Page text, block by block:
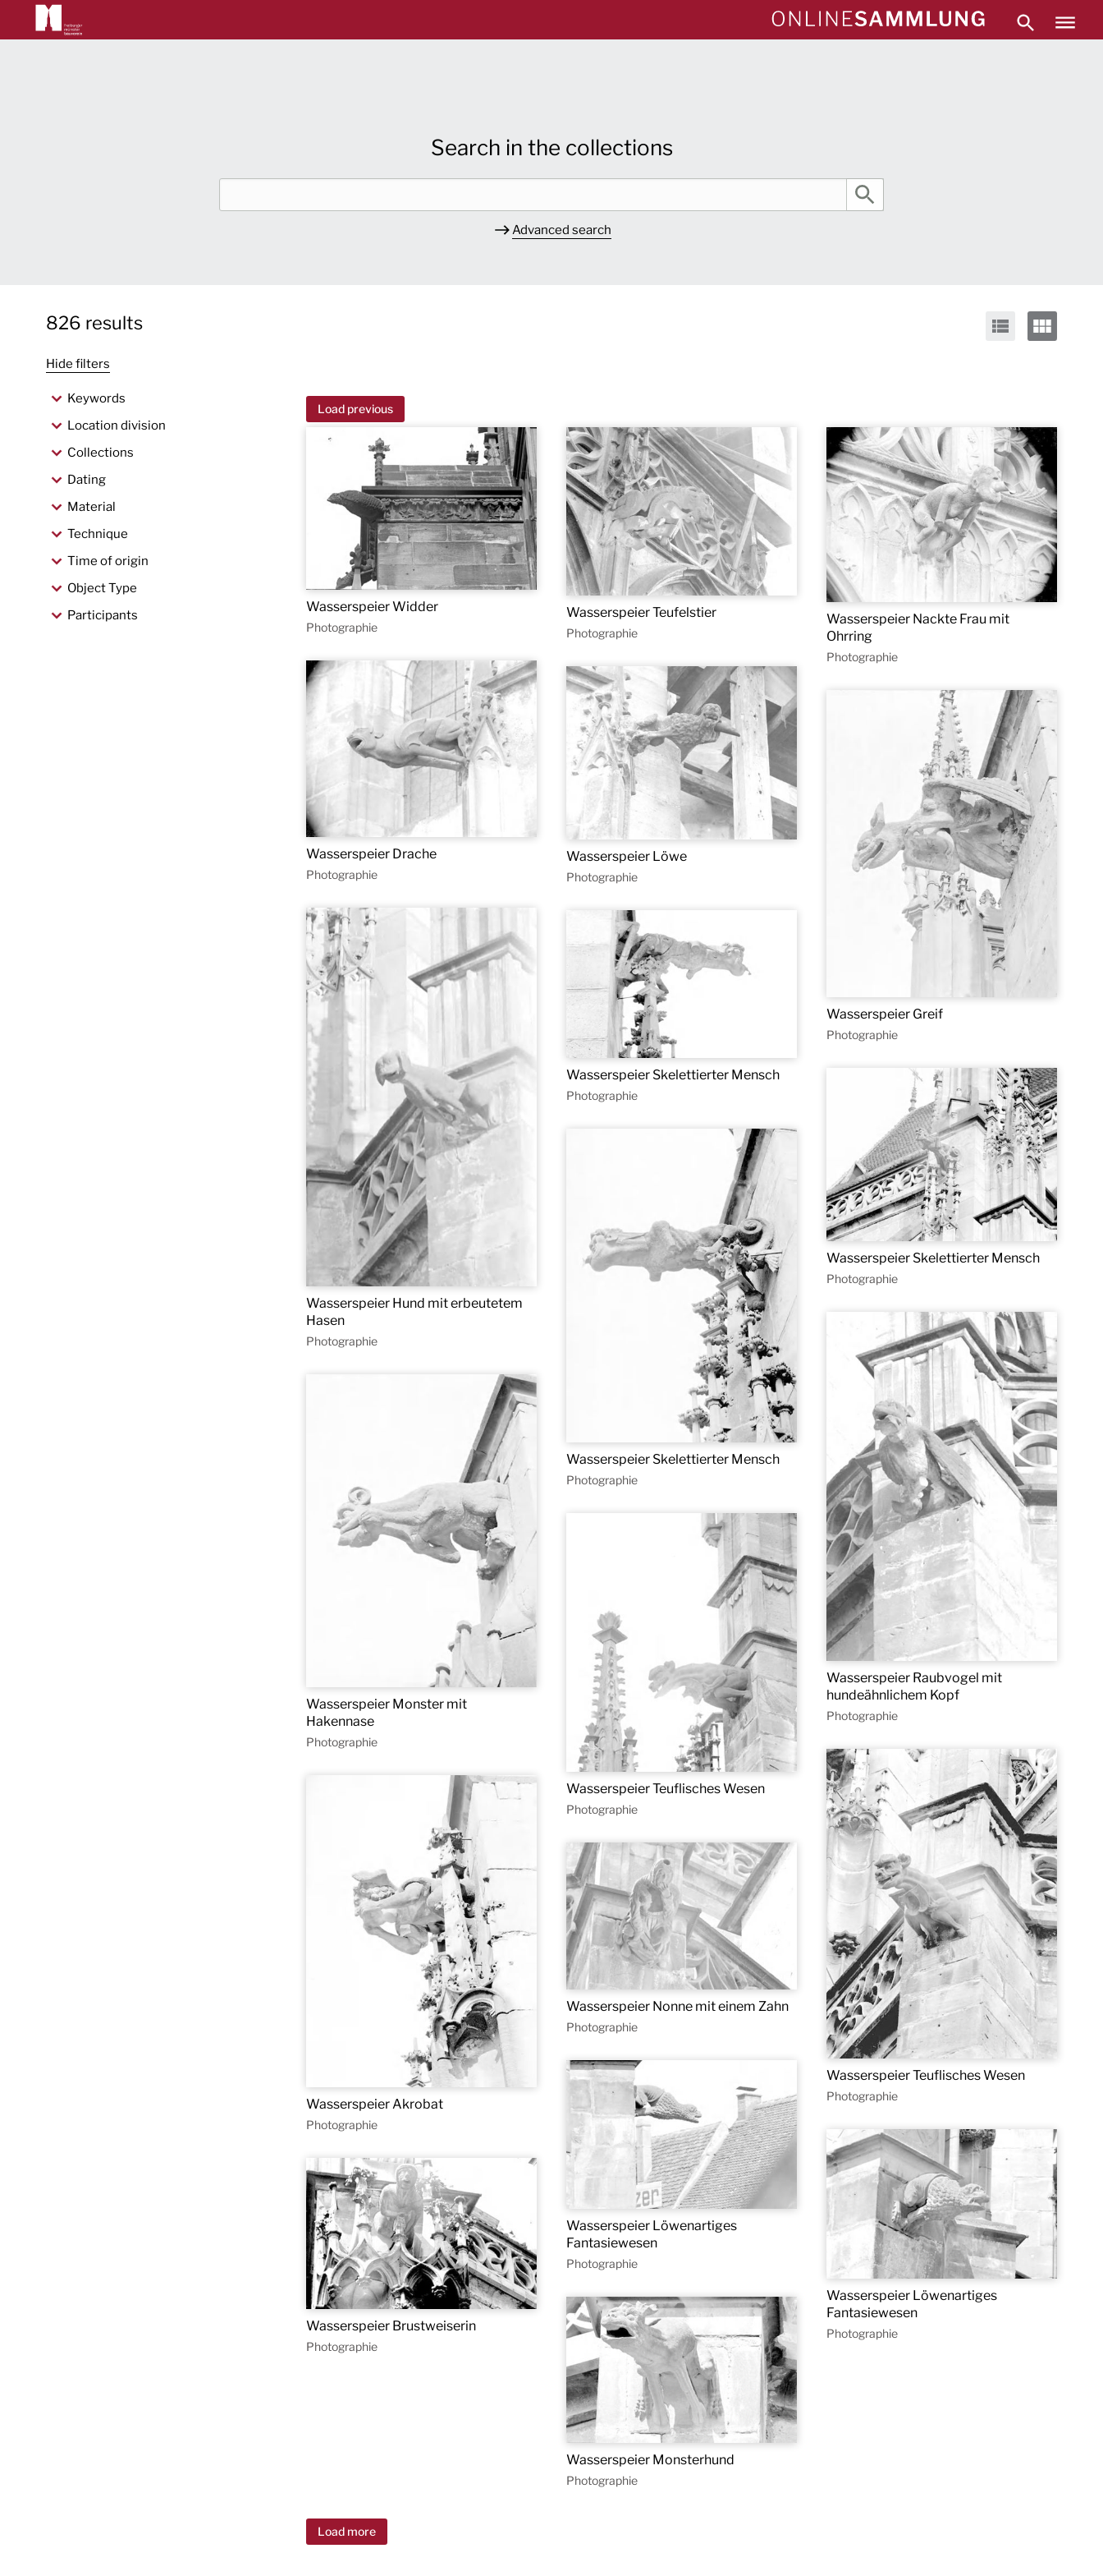
Main
navigation
Search in the collections
Advanced search
826 results
Hide filters
Keywords
Location division
Collections
Dating
Material
Technique
Time of origin
Object Type
Participants
Load previous
Wasserspeier Widder
Photographie
Wasserspeier Teufelstier
Photographie
Wasserspeier Nackte Frau mit
Ohrring
Photographie
Wasserspeier Drache
Photographie
Wasserspeier Löwe
Photographie
Wasserspeier Greif
Photographie
Wasserspeier Hund mit erbeutetem
Hasen
Photographie
Wasserspeier Skelettierter Mensch
Photographie
Wasserspeier Skelettierter Mensch
Photographie
Wasserspeier Skelettierter Mensch
Photographie
Wasserspeier Raubvogel mit
hundeähnlichem Kopf
Photographie
Wasserspeier Monster mit
Hakennase
Photographie
Wasserspeier Teuflisches Wesen
Photographie
Wasserspeier Teuflisches Wesen
Photographie
Wasserspeier Akrobat
Photographie
Wasserspeier Nonne mit einem Zahn
Photographie
Wasserspeier Löwenartiges
Fantasiewesen
Photographie
Wasserspeier Löwenartiges
Fantasiewesen
Photographie
Wasserspeier Brustweiserin
Photographie
Wasserspeier Monsterhund
Photographie
Load more